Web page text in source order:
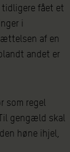
fået et
i
af en
andet er
som regel
gengæld skal
høne ihjel,